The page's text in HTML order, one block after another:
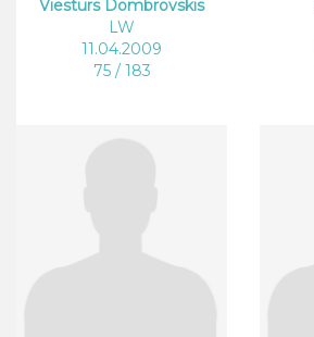
Viesturs Dombrovskis
LW
11.04.2009
75 / 183